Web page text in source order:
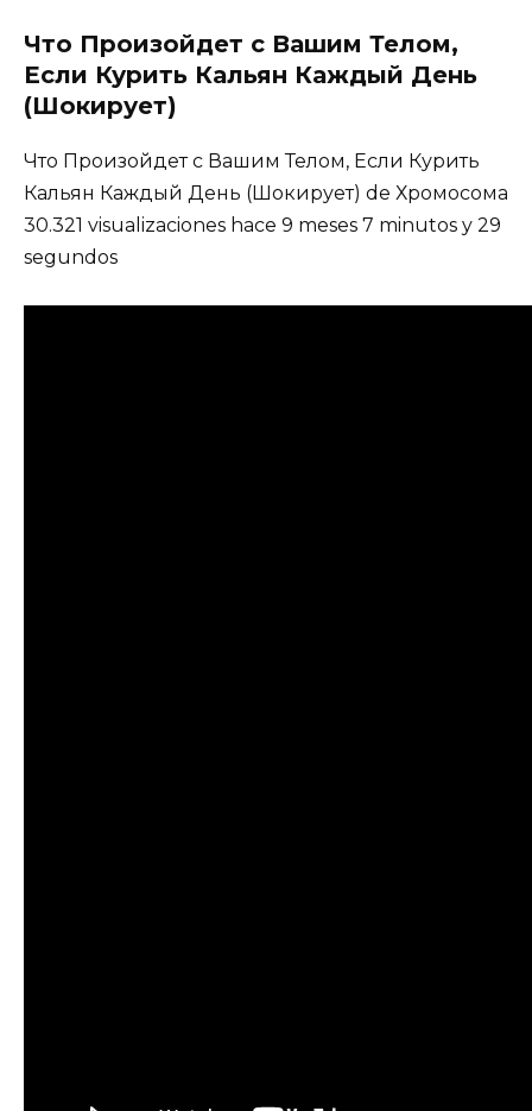
Что Произойдет с Вашим Телом,
Если Курить Кальян Каждый День
(Шокирует)
Что Произойдет с Вашим Телом, Если Курить
Кальян Каждый День (Шокирует) de Хромосома
30.321 visualizaciones hace 9 meses 7 minutos y 29
segundos